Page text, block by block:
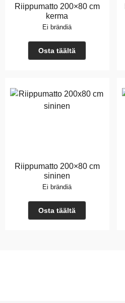
Riippumatto 200×80 cm
kerma
Ei brändiä
Osta täältä
Riippumatto 200×80 cm
sininen
Ei brändiä
Osta täältä